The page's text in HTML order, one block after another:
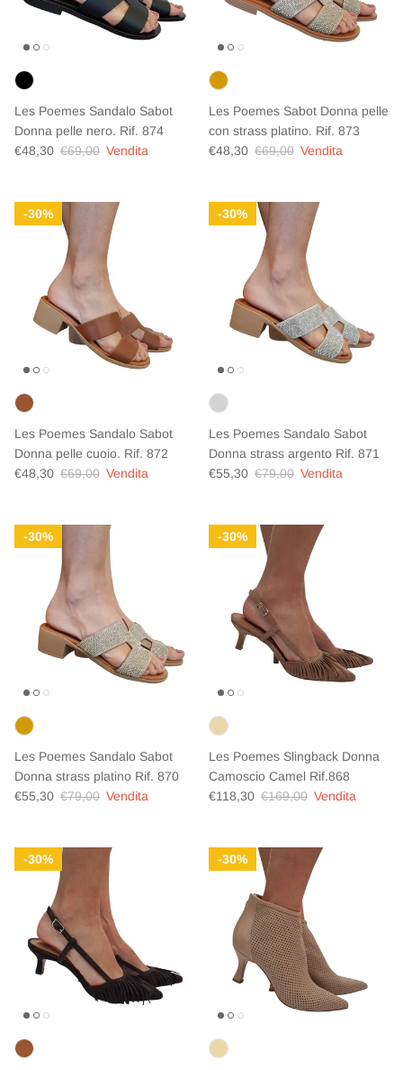
Les Poemes Sandalo Sabot
Donna pelle nero. Rif. 874
Prezzo di vendita
€48,30 Prezzo normale
€69,00 Vendita
Les Poemes Sabot Donna pelle
con strass platino. Rif. 873
Prezzo di vendita
€48,30 Prezzo normale
€69,00 Vendita
30%
Les Poemes Sandalo Sabot
Donna pelle cuoio. Rif. 872
Prezzo di vendita
€48,30 Prezzo normale
€69,00 Vendita
30%
Les Poemes Sandalo Sabot
Donna strass argento Rif. 871
Prezzo di vendita
€55,30 Prezzo normale
€79,00 Vendita
30%
Les Poemes Sandalo Sabot
Donna strass platino Rif. 870
Prezzo di vendita
€55,30 Prezzo normale
€79,00 Vendita
30%
Les Poemes Slingback Donna
Camoscio Camel Rif.868
Prezzo di vendita
€118,30 Prezzo normale
€169,00 Vendita
30% 30%